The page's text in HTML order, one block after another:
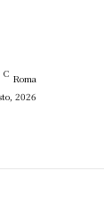
C Roma
2026